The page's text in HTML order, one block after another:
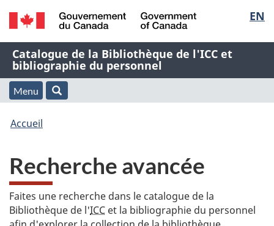
Passer
au
contenu
principal
Passer
à
« À
propos
de
application
Passer
à
la
version
HTML
de
la
EN
/
Government
of
Canada
Nom
de
l'application
Web
Catalogue de la Bibliothèque de l'ICC et
bibliographie du personnel
Menu
et
Menu
Vous
ici
Accueil
Recherche avancée
Faites une recherche dans le catalogue de la
Bibliothèque de l'ICC et la bibliographie du personnel